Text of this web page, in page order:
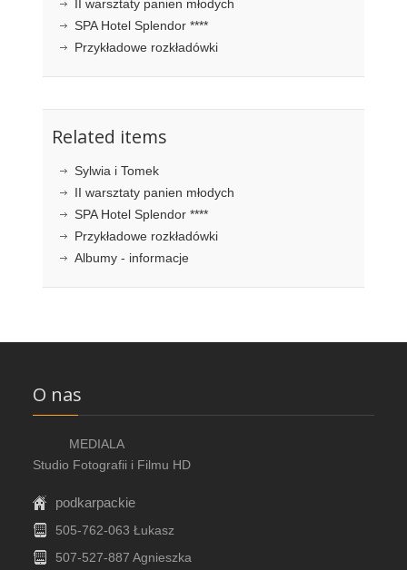
II warsztaty panien młodych
SPA Hotel Splendor ****
Przykładowe rozkładówki
Related items
Sylwia i Tomek
II warsztaty panien młodych
SPA Hotel Splendor ****
Przykładowe rozkładówki
Albumy - informacje
O nas
MEDIALA
Studio Fotografii i Filmu HD
podkarpackie
505-762-063 Łukasz
507-527-887 Agnieszka